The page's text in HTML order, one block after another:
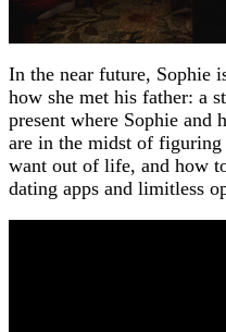
In the near future, Sophie
how she met his father: a
present where Sophie and
are in the midst of
want out of life, and how
dating apps and limitless